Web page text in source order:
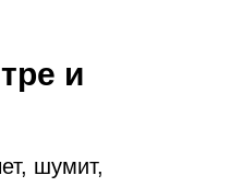
и
шумит,